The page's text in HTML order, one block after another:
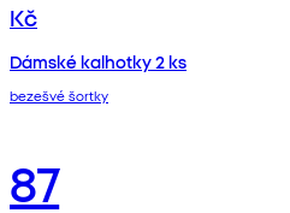
Kč
Dámské kalhotky 2 ks
bezešvé šortky
87